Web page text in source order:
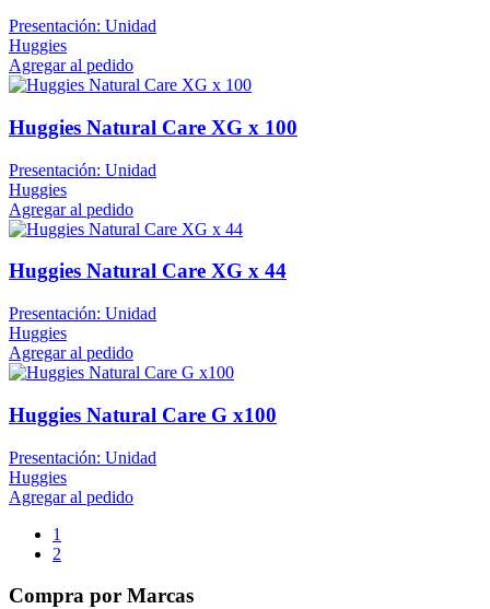
Presentación: Unidad
Huggies
Agregar al pedido
Huggies Natural Care XG x 100
Presentación: Unidad
Huggies
Agregar al pedido
Huggies Natural Care XG x 44
Presentación: Unidad
Huggies
Agregar al pedido
Huggies Natural Care G x100
Presentación: Unidad
Huggies
Agregar al pedido
1
2
Compra por Marcas